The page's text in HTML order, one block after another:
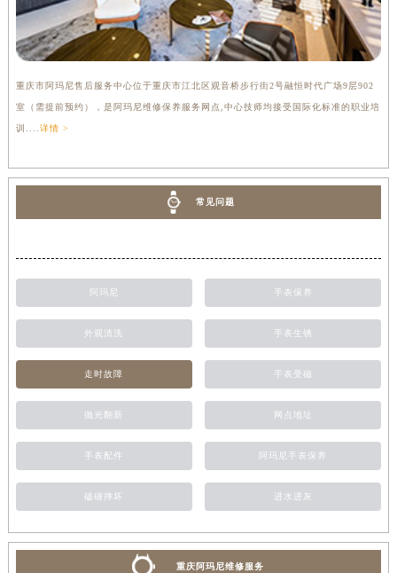
重庆市阿玛尼售后服务中心位于重庆市江北区观音桥步行街2号融恒时代广场9层902
室（需提前预约），是阿玛尼维修保养服务网点,中心技师均接受国际化标准的职业培
训.... 详情 >
常见问题
阿玛尼 手表保养
外观清洗 手表生锈
走时故障 手表受磁
抛光翻新 网点地址
手表配件 阿玛尼手表保养
磕碰摔坏 进水进灰
重庆阿玛尼维修服务